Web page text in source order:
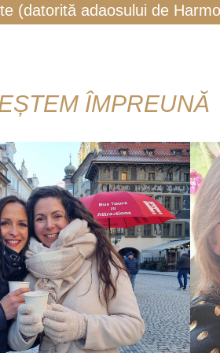
(datorită adaosului de
ÎMPREUNĂ